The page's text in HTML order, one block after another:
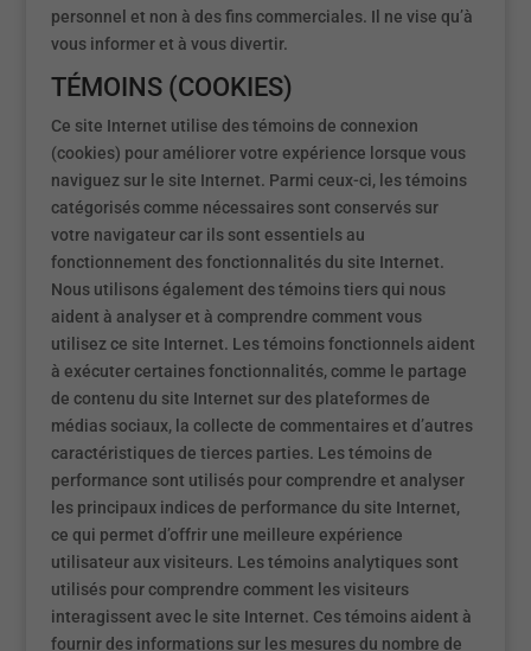
personnel et non à des fins commerciales. Il ne vise qu’à
vous informer et à vous divertir.
TÉMOINS (COOKIES)
Ce site Internet utilise des témoins de connexion
(cookies) pour améliorer votre expérience lorsque vous
naviguez sur le site Internet. Parmi ceux-ci, les témoins
catégorisés comme nécessaires sont conservés sur
votre navigateur car ils sont essentiels au
fonctionnement des fonctionnalités du site Internet.
Nous utilisons également des témoins tiers qui nous
aident à analyser et à comprendre comment vous
utilisez ce site Internet. Les témoins fonctionnels aident
à exécuter certaines fonctionnalités, comme le partage
de contenu du site Internet sur des plateformes de
médias sociaux, la collecte de commentaires et d’autres
caractéristiques de tierces parties. Les témoins de
performance sont utilisés pour comprendre et analyser
les principaux indices de performance du site Internet,
ce qui permet d’offrir une meilleure expérience
utilisateur aux visiteurs. Les témoins analytiques sont
utilisés pour comprendre comment les visiteurs
interagissent avec le site Internet. Ces témoins aident à
fournir des informations sur les mesures du nombre de